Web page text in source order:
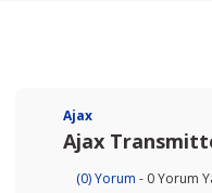
Ajax
Ajax
(0) Yorum - 0 Yorum